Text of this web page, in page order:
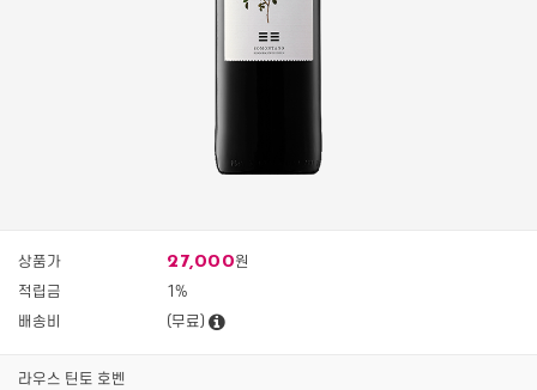
상품가 27,000원
적립금
1%
배송비
(무료)
라우스 틴토 호벤